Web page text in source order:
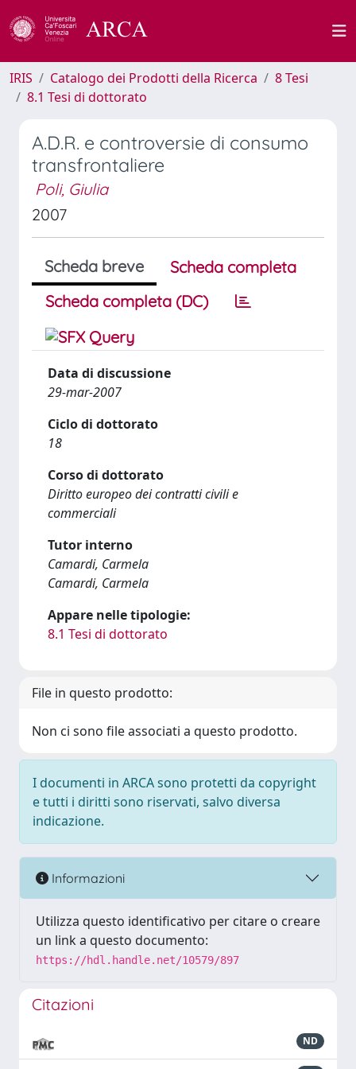
IRIS Catalogo dei Prodotti della Ricerca
8 Tesi
8.1 Tesi di dottorato
A.D.R. e controversie di consumo
transfrontaliere
Poli, Giulia
2007
Scheda breve
Scheda completa
Scheda completa (DC)
Data di discussione
29-mar-2007
Ciclo di dottorato
18
Corso di dottorato
Diritto europeo dei contratti civili e
commerciali
Tutor interno
Camardi, Carmela
Camardi, Carmela
Appare nelle tipologie:
8.1 Tesi di dottorato
File in questo prodotto:
Non ci sono file associati a questo prodotto.
I documenti in ARCA sono protetti da copyright
e tutti i diritti sono riservati, salvo diversa
indicazione.
Informazioni
Utilizza questo identificativo per citare o creare
un link a questo documento:
https://hdl.handle.net/10579/897
Citazioni
ND